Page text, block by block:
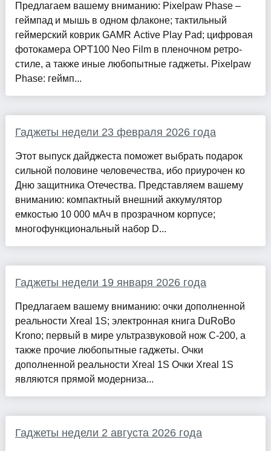
Предлагаем вашему вниманию: Pixelpaw Phase –
геймпад и мышь в одном флаконе; тактильный
геймерский коврик GAMR Active Play Pad; цифровая
фотокамера OPT100 Neo Film в пленочном ретро-
стиле, а также иные любопытные гаджеты. Pixelpaw
Phase: геймп...
Гаджеты недели 23 февраля 2026 года
Этот выпуск дайджеста поможет выбрать подарок
сильной половине человечества, ибо приурочен ко
Дню защитника Отечества. Представляем вашему
вниманию: компактный внешний аккумулятор
емкостью 10 000 мАч в прозрачном корпусе;
многофункциональный набор D...
Гаджеты недели 19 января 2026 года
Предлагаем вашему вниманию: очки дополненной
реальности Xreal 1S; электронная книга DuRoBo
Krono; первый в мире ультразвуковой нож C-200, а
также прочие любопытные гаджеты. Очки
дополненной реальности Xreal 1S Очки Xreal 1S
являются прямой модерниза...
Гаджеты недели 2 августа 2026 года